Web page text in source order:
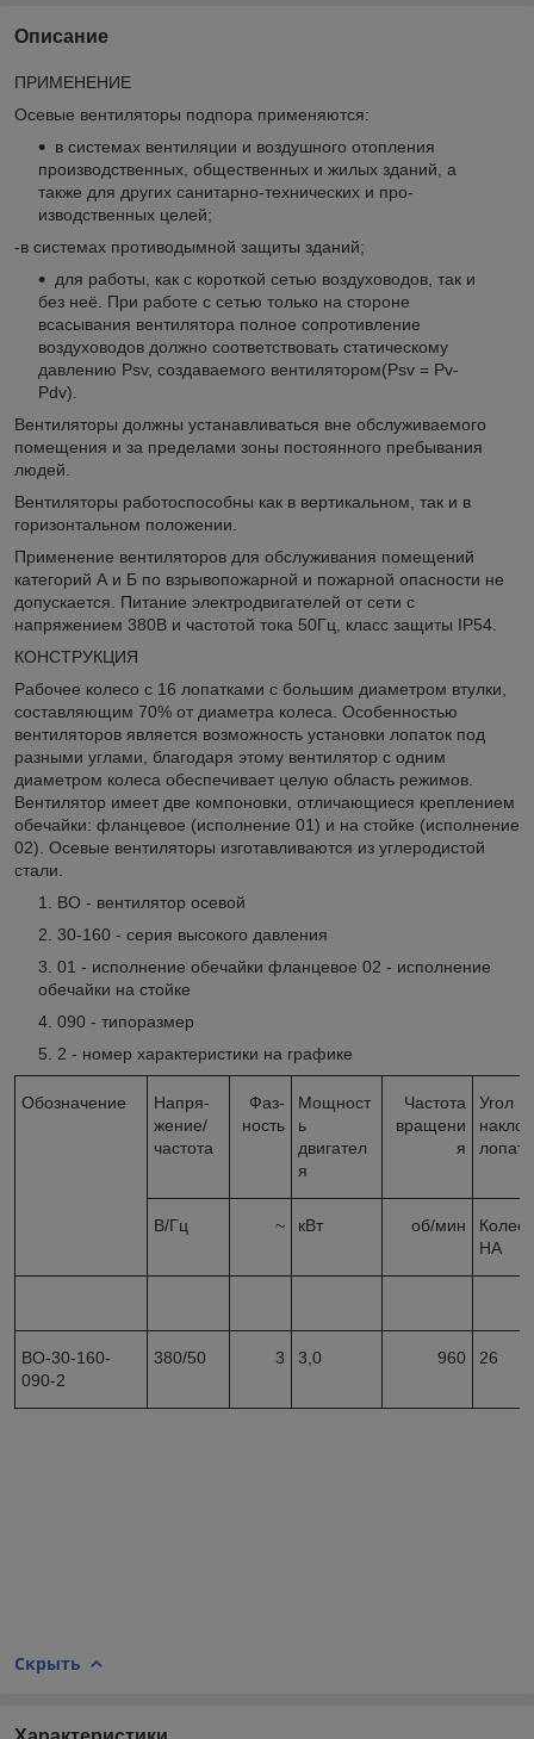
Описание
ПРИМЕНЕНИЕ
Осевые вентиляторы подпора применяются:
в системах вентиляции и воздушного отопления
производственных, обще­ственных и жилых зданий, а
также для других санитарно-технических и про­
изводственных целей;
-в системах противодымной защиты зданий;
для работы, как с короткой сетью воздуховодов, так и
без неё. При работе с сетью только на стороне
всасывания вентилятора полное сопротивление
воздуховодов должно соответствовать статическому
давлению Рsv, создавае­мого вентилятором(Psv = Pv-
Pdv).
Вентиляторы должны устанавливаться вне обслуживаемого
помещения и за пределами зоны постоянного пребывания
людей.
Вентиляторы работоспособны как в вертикальном, так и в
горизонтальном положении.
Применение вентиляторов для обслуживания помещений
категорий А и Б по взрывопожарной и пожарной опасности не
допускается. Питание электродвигателей от сети с
напряжением 380В и частотой тока 50Гц, класс защиты IP54.
КОНСТРУКЦИЯ
Рабочее колесо с 16 лопатками с большим диаметром втулки,
составляющим 70% от диаметра колеса. Особенностью
вентиляторов является возможность установки лопаток под
разными углами, благодаря этому вентилятор с одним
диаметром колеса обеспечивает целую область режимов.
Вентилятор имеет две компоновки, отличающиеся креплением
обечайки: фланцевое (исполнение 01) и на стойке (исполнение
02). Осевые вентиляторы изготавливаются из углеродистой
стали.
ВО - вентилятор осевой
30-160 - серия высокого давления
01 - исполнение обечайки фланцевое 02 - исполнение
обечайки на стойке
090 - типоразмер
2 - номер характеристики на графике
Обозначение
Напря­
жение/
частота
Фаз-
ность
Мощност
ь
двигател
я
Частота
вращени
я
Угол
В/Гц ~ кВт об/мин
НА
ВО-30-160-
090-2
380/50 3 3,0 960 26
Скрыть